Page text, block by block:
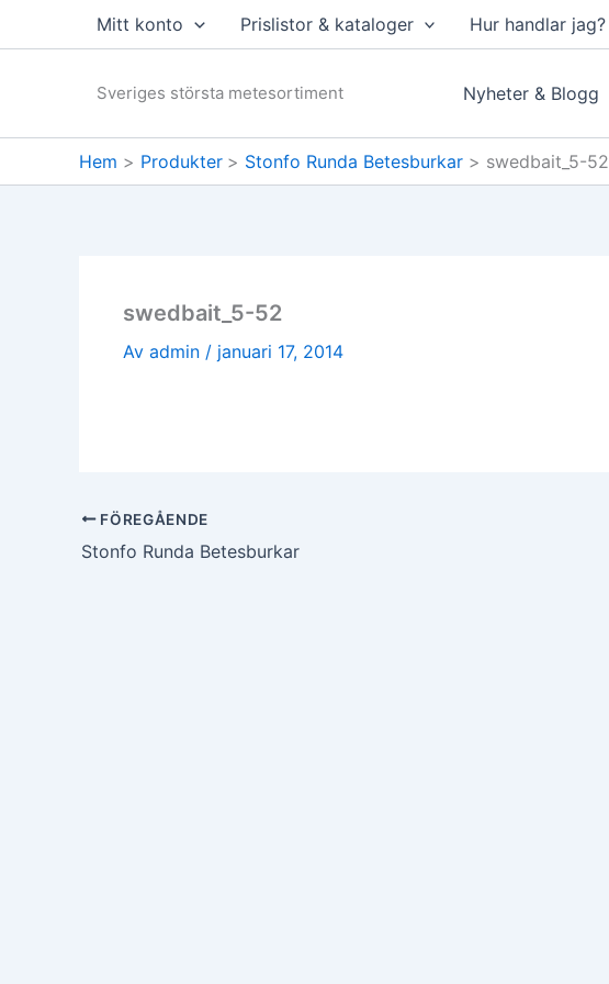
Mitt konto Prislistor & kataloger Hur handlar jag?
Sveriges största metesortiment Nyheter & Blogg
Hem Produkter Stonfo Runda Betesburkar swedbait_5-52
swedbait_5-52
Av admin / januari 17, 2014
FÖREGÅENDE
Stonfo Runda Betesburkar